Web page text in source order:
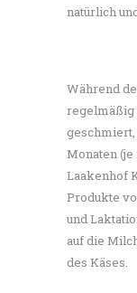
natürlich
Während
regelmäßig
geschmiert,
Monaten (je
Laakenhof
Produkte
und
auf die
des Käses.